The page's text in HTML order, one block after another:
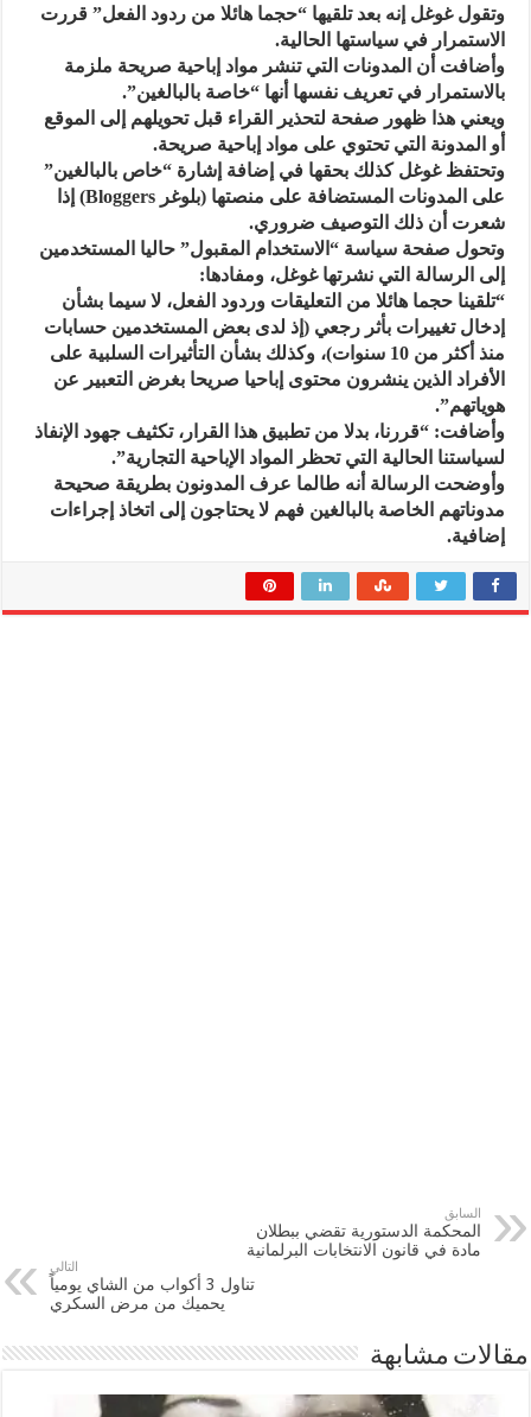
وتقول غوغل إنه بعد تلقيها “حجما هائلا من ردود الفعل” قررت
الاستمرار في سياستها الحالية.
وأضافت أن المدونات التي تنشر مواد إباحية صريحة ملزمة
بالاستمرار في تعريف نفسها أنها “خاصة بالبالغين”.
ويعني هذا ظهور صفحة لتحذير القراء قبل تحويلهم إلى الموقع
أو المدونة التي تحتوي على مواد إباحية صريحة.
وتحتفظ غوغل كذلك بحقها في إضافة إشارة “خاص بالبالغين”
على المدونات المستضافة على منصتها (بلوغر Bloggers) إذا
شعرت أن ذلك التوصيف ضروري.
وتحول صفحة سياسة “الاستخدام المقبول” حاليا المستخدمين
إلى الرسالة التي نشرتها غوغل، ومفادها:
“تلقينا حجما هائلا من التعليقات وردود الفعل، لا سيما بشأن
إدخال تغييرات بأثر رجعي (إذ لدى بعض المستخدمين حسابات
منذ أكثر من 10 سنوات)، وكذلك بشأن التأثيرات السلبية على
الأفراد الذين ينشرون محتوى إباحيا صريحا بغرض التعبير عن
هوياتهم”.
وأضافت: “قررنا، بدلا من تطبيق هذا القرار، تكثيف جهود الإنفاذ
لسياستنا الحالية التي تحظر المواد الإباحية التجارية”.
وأوضحت الرسالة أنه طالما عرف المدونون بطريقة صحيحة
مدوناتهم الخاصة بالبالغين فهم لا يحتاجون إلى اتخاذ إجراءات
إضافية.
السابق
المحكمة الدستورية تقضي ببطلان
مادة في قانون الانتخابات البرلمانية
التالي
تناول 3 أكواب من الشاي يومياً
يحميك من مرض السكري
مقالات مشابهة